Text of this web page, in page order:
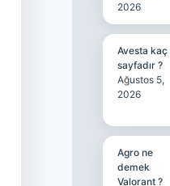
2026
Avesta kaç
sayfadır ?
Ağustos 5,
2026
Agro ne
demek
Valorant ?